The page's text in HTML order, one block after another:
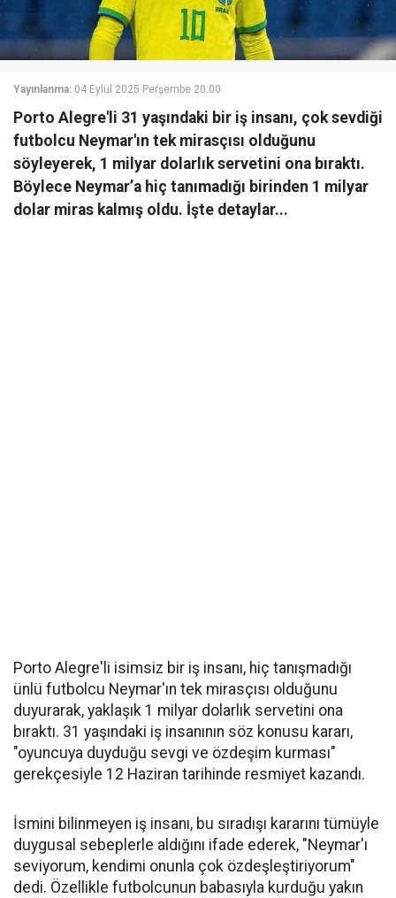
Yayınlanma: 04 Eylül 2025 Perşembe 20:00
Porto Alegre'li 31 yaşındaki bir iş insanı, çok sevdiği
futbolcu Neymar'ın tek mirasçısı olduğunu
söyleyerek, 1 milyar dolarlık servetini ona bıraktı.
Böylece Neymar’a hiç tanımadığı birinden 1 milyar
dolar miras kalmış oldu. İşte detaylar...
Porto Alegre'li isimsiz bir iş insanı, hiç tanışmadığı
ünlü futbolcu Neymar'ın tek mirasçısı olduğunu
duyurarak, yaklaşık 1 milyar dolarlık servetini ona
bıraktı. 31 yaşındaki iş insanının söz konusu kararı,
"oyuncuya duyduğu sevgi ve özdeşim kurması"
gerekçesiyle 12 Haziran tarihinde resmiyet kazandı.
İsmini bilinmeyen iş insanı, bu sıradışı kararını tümüyle
duygusal sebeplerle aldığını ifade ederek, "Neymar'ı
seviyorum, kendimi onunla çok özdeşleştiriyorum"
dedi. Özellikle futbolcunun babasıyla kurduğu yakın